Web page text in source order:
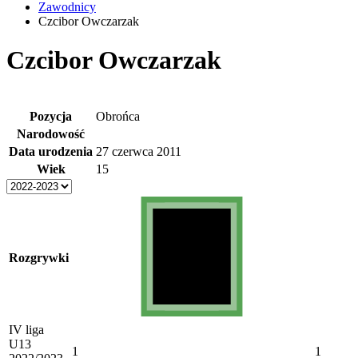
Zawodnicy
Czcibor Owczarzak
Czcibor Owczarzak
Pozycja
Obrońca
Narodowość
Data urodzenia 27 czerwca 2011
Wiek
15
Rozgrywki
IV liga
U13
1 1